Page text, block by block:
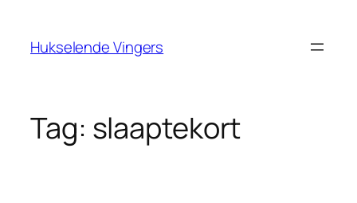
Hukselende Vingers
Tag: slaaptekort